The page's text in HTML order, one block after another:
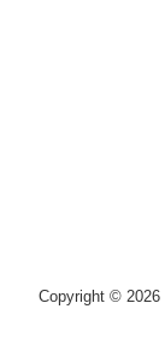
Copyright © 2026